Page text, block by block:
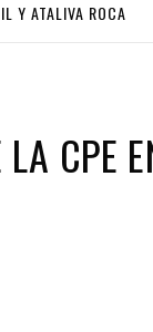
Y ATALIVA ROCA
CPE